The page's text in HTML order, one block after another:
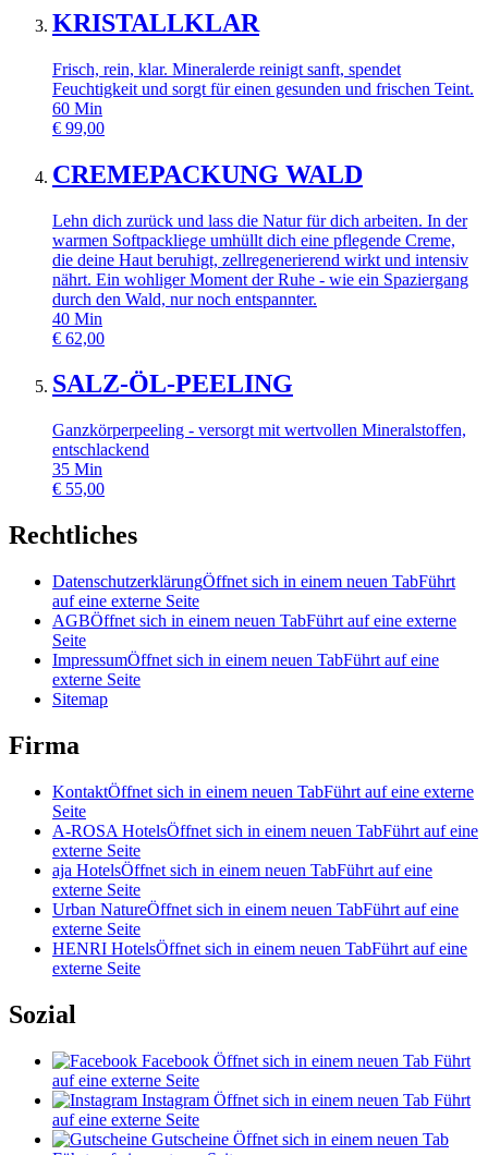
KRISTALLKLAR
Frisch, rein, klar. Mineralerde reinigt sanft, spendet
Feuchtigkeit und sorgt für einen gesunden und frischen Teint.
60 Min
€ 99,00
CREMEPACKUNG WALD
Lehn dich zurück und lass die Natur für dich arbeiten. In der
warmen Softpackliege umhüllt dich eine pflegende Creme,
die deine Haut beruhigt, zellregenerierend wirkt und intensiv
nährt. Ein wohliger Moment der Ruhe - wie ein Spaziergang
durch den Wald, nur noch entspannter.
40 Min
€ 62,00
SALZ-ÖL-PEELING
Ganzkörperpeeling - versorgt mit wertvollen Mineralstoffen,
entschlackend
35 Min
€ 55,00
Rechtliches
DatenschutzerklärungÖffnet sich in einem neuen TabFührt
auf eine externe Seite
AGBÖffnet sich in einem neuen TabFührt auf eine externe
Seite
ImpressumÖffnet sich in einem neuen TabFührt auf eine
externe Seite
Sitemap
Firma
KontaktÖffnet sich in einem neuen TabFührt auf eine externe
Seite
A-ROSA HotelsÖffnet sich in einem neuen TabFührt auf eine
externe Seite
aja HotelsÖffnet sich in einem neuen TabFührt auf eine
externe Seite
Urban NatureÖffnet sich in einem neuen TabFührt auf eine
externe Seite
HENRI HotelsÖffnet sich in einem neuen TabFührt auf eine
externe Seite
Sozial
Facebook Öffnet sich in einem neuen Tab Führt
auf eine externe Seite
Instagram Öffnet sich in einem neuen Tab Führt
auf eine externe Seite
Gutscheine Öffnet sich in einem neuen Tab